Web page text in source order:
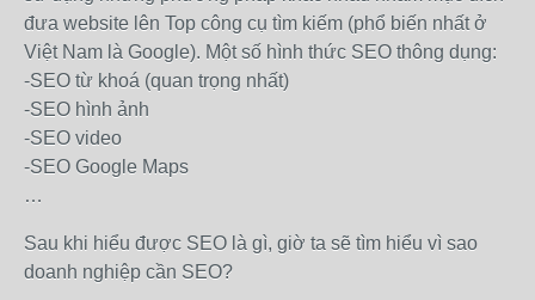
đưa website lên Top công cụ tìm kiếm (phổ biến nhất ở
Việt Nam là Google). Một số hình thức SEO thông dụng:
-SEO từ khoá (quan trọng nhất)
-SEO hình ảnh
-SEO video
-SEO Google Maps
…
Sau khi hiểu được SEO là gì, giờ ta sẽ tìm hiểu vì sao
doanh nghiệp cần SEO?